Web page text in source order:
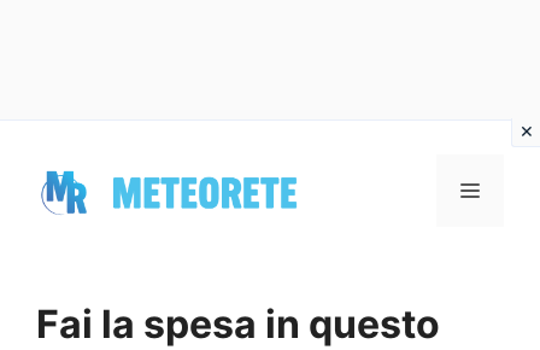
contenuto
MENU
Fai la spesa in questo